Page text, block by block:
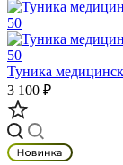
Туника
3 100 ₽